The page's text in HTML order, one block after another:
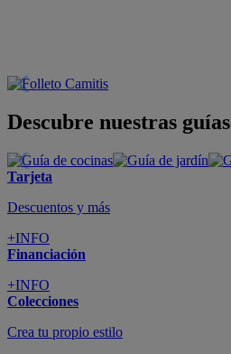
Descubre nuestras guías
Tarjeta
Descuentos y más
+INFO
Financiación
+INFO
Colecciones
Crea tu propio estilo